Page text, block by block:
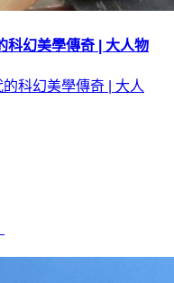
科幻美學傳奇 | 大人物